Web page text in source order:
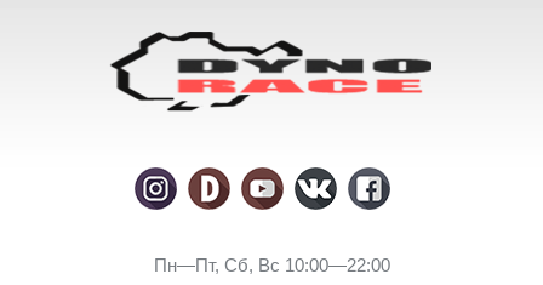
Пн—Пт, Сб, Вс 10:00—22:00